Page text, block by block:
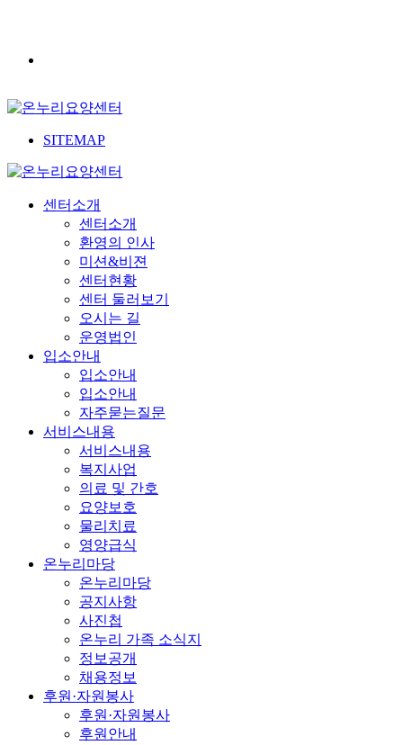
SITEMAP
센터소개
센터소개
환영의 인사
미션&비젼
센터현황
센터 둘러보기
오시는 길
운영법인
입소안내
입소안내
입소안내
자주묻는질문
서비스내용
서비스내용
복지사업
의료 및 간호
요양보호
물리치료
영양급식
온누리마당
온누리마당
공지사항
사진첩
온누리 가족 소식지
정보공개
채용정보
후원·자원봉사
후원·자원봉사
후원안내